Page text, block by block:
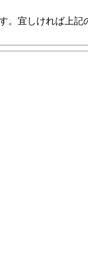
。宜しければ上